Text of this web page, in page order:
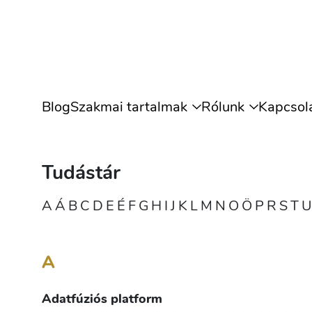
BlogSzakmai tartalmak Rólunk
Tudástár
AÁ BC D E É FG H IJ K LM N O Ö P R STU
A
Adatfúziós platform